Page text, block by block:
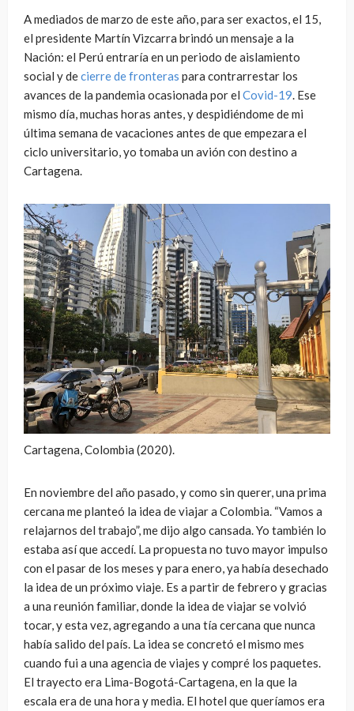
A mediados de marzo de este año, para ser exactos, el 15,
el presidente Martín Vizcarra brindó un mensaje a la
Nación: el Perú entraría en un periodo de aislamiento
social y decierre de fronteras para contrarrestar los
avances de la pandemia ocasionada por el Covid-19. Ese
mismo día, muchas horas antes, y despidiéndome de mi
última semana de vacaciones antes de que empezara el
ciclo universitario, yo tomaba un avión con destino a
Cartagena.
Cartagena, Colombia (2020).
En noviembre del año pasado, y como sin querer, una prima
cercana me planteó la idea de viajar a Colombia. “Vamos a
relajarnos del trabajo”, me dijo algo cansada. Yo también lo
estaba así que accedí. La propuesta no tuvo mayor impulso
con el pasar de los meses y para enero, ya había desechado
la idea de un próximo viaje. Es a partir de febrero y gracias
a una reunión familiar, donde la idea de viajar se volvió
tocar, y esta vez, agregando a una tía cercana que nunca
había salido del país. La idea se concretó el mismo mes
cuando fui a una agencia de viajes y compré los paquetes.
El trayecto era Lima-Bogotá-Cartagena, en la que la
escala era de una hora y media. El hotel que queríamos era